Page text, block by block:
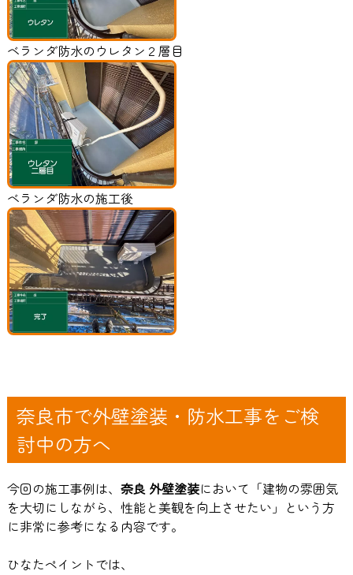
ベランダ防水のウレタン２層目
ベランダ防水の施工後
奈良市で外壁塗装・防水工事をご検
討中の方へ
今回の施工事例は、 奈良 外壁塗装において「建物の雰囲気
を大切にしながら、性能と美観を向上させたい」という方
に非常に参考になる内容です。
ひなたペイントでは、